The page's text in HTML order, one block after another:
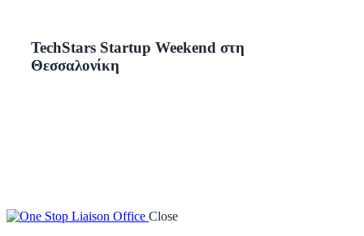
TechStars Startup Weekend στη
Θεσσαλονίκη
Close